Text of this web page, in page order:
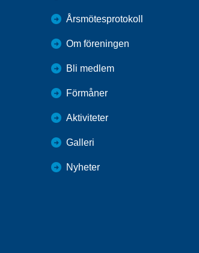
Årsmötesprotokoll
Om föreningen
Bli medlem
Förmåner
Aktiviteter
Galleri
Nyheter